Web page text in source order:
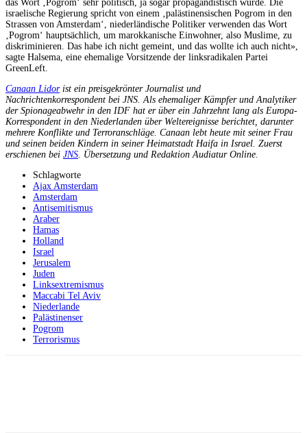
das Wort ‚Pogrom‘ sehr politisch, ja sogar propagandistisch wurde. Die
israelische Regierung spricht von einem ‚palästinensischen Pogrom in den
Strassen von Amsterdam‘, niederländische Politiker verwenden das Wort
‚Pogrom‘ hauptsächlich, um marokkanische Einwohner, also Muslime, zu
diskriminieren. Das habe ich nicht gemeint, und das wollte ich auch nicht»,
sagte Halsema, eine ehemalige Vorsitzende der linksradikalen Partei
GreenLeft.
Canaan Lidorist ein preisgekrönter Journalist und
Nachrichtenkorrespondent bei JNS. Als ehemaliger Kämpfer und Analytiker
der Spionageabwehr in den IDF hat er über ein Jahrzehnt lang als Europa-
Korrespondent in den Niederlanden über Weltereignisse berichtet, darunter
mehrere Konflikte und Terroranschläge. Canaan lebt heute mit seiner Frau
und seinen beiden Kindern in seiner Heimatstadt Haifa in Israel. Zuerst
erschienen bei JNS . Übersetzung und Redaktion Audiatur Online.
Schlagworte
Ajax Amsterdam
Amsterdam
Antisemitismus
Araber
Hamas
Holland
Israel
Jerusalem
Juden
Linksextremismus
Maccabi Tel Aviv
Niederlande
Palästinenser
Pogrom
Terrorismus